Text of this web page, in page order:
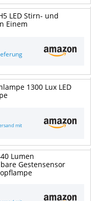
LED Stirn- und
Einem
1300 Lux LED
mit
Lumen
Gestensensor